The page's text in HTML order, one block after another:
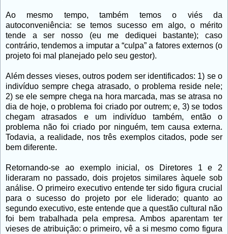
Ao mesmo tempo, também temos o viés da
autoconveniência: se temos sucesso em algo, o mérito
tende a ser nosso (eu me dediquei bastante); caso
contrário, tendemos a imputar a “culpa” a fatores externos (o
projeto foi mal planejado pelo seu gestor).
Além desses vieses, outros podem ser identificados: 1) se o
indivíduo sempre chega atrasado, o problema reside nele;
2) se ele sempre chega na hora marcada, mas se atrasa no
dia de hoje, o problema foi criado por outrem; e, 3) se todos
chegam atrasados e um indivíduo também, então o
problema não foi criado por ninguém, tem causa externa.
Todavia, a realidade, nos três exemplos citados, pode ser
bem diferente.
Retornando-se ao exemplo inicial, os Diretores 1 e 2
lideraram no passado, dois projetos similares àquele sob
análise. O primeiro executivo entende ter sido figura crucial
para o sucesso do projeto por ele liderado; quanto ao
segundo executivo, este entende que a questão cultural não
foi bem trabalhada pela empresa. Ambos aparentam ter
vieses de atribuição: o primeiro, vê a si mesmo como figura